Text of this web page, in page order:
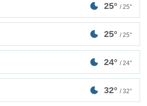
25° / 25°
25° / 25°
24° / 24°
32° / 32°